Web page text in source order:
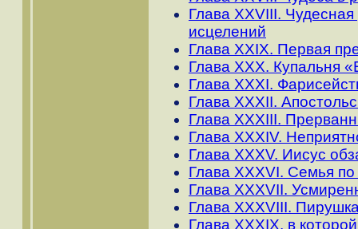
Глава XXVIII.
исцелений
Глава XXIX. Первая
Глава XXX. Купальня
Глава XXXI.
Глава XXXII.
Глава XXXIII.
Глава XXXIV.
Глава XXXV. Иисус
Глава XXXVI. Семья
Глава XXXVII.
Глава XXXVIII.
Глава XXXIX, в